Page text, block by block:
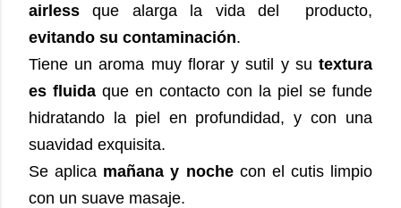
airless que alarga la vida del producto,
evitando su contaminación.
Tiene un aroma muy florar y sutil y su textura
es fluida que en contacto con la piel se funde
hidratando la piel en profundidad, y con una
suavidad exquisita.
Se aplica mañana y nochecon el cutis limpio
con un suave masaje.